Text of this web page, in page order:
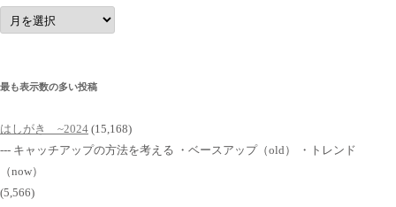
ア
イ
ブ
最も表示数の多い投稿
はしがき ~2024 (15,168)
--- キャッチアップの方法を考える ・ベースアップ（old） ・トレンド
（now）
(5,566)